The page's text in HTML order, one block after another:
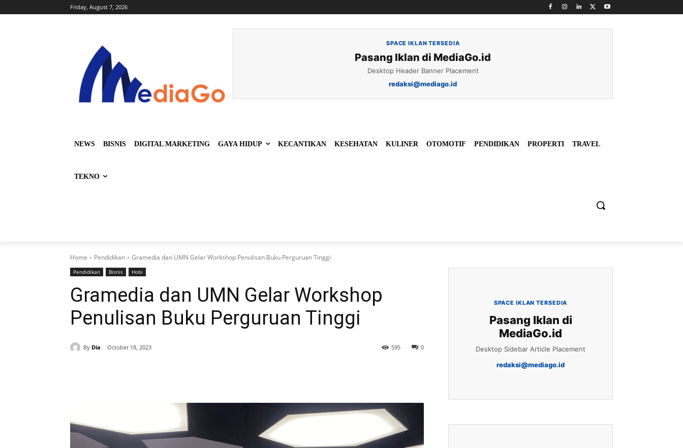
Friday, August 7, 2026
SPACE IKLAN TERSEDIA
Pasang Iklan di MediaGo.id
Desktop Header Banner Placement
redaksi@mediago.id
NEWS BISNIS DIGITAL MARKETING GAYA HIDUP KECANTIKAN KESEHATAN KULINER OTOMOTIF PENDIDIKAN PROPERTI TRAVEL
TEKNO
Home Pendidikan Gramedia dan UMN Gelar Workshop Penulisan Buku Perguruan Tinggi
Pendidikan Bisnis Hobi
Gramedia dan UMN Gelar Workshop
Penulisan Buku Perguruan Tinggi
By Dia October 18, 2023 0
595
SPACE IKLAN TERSEDIA
Pasang Iklan di
MediaGo.id
Desktop Sidebar Article Placement
redaksi@mediago.id